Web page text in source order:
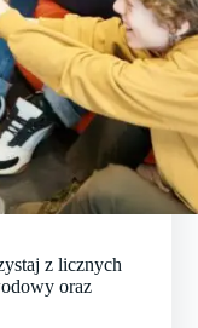
z licznych
oraz